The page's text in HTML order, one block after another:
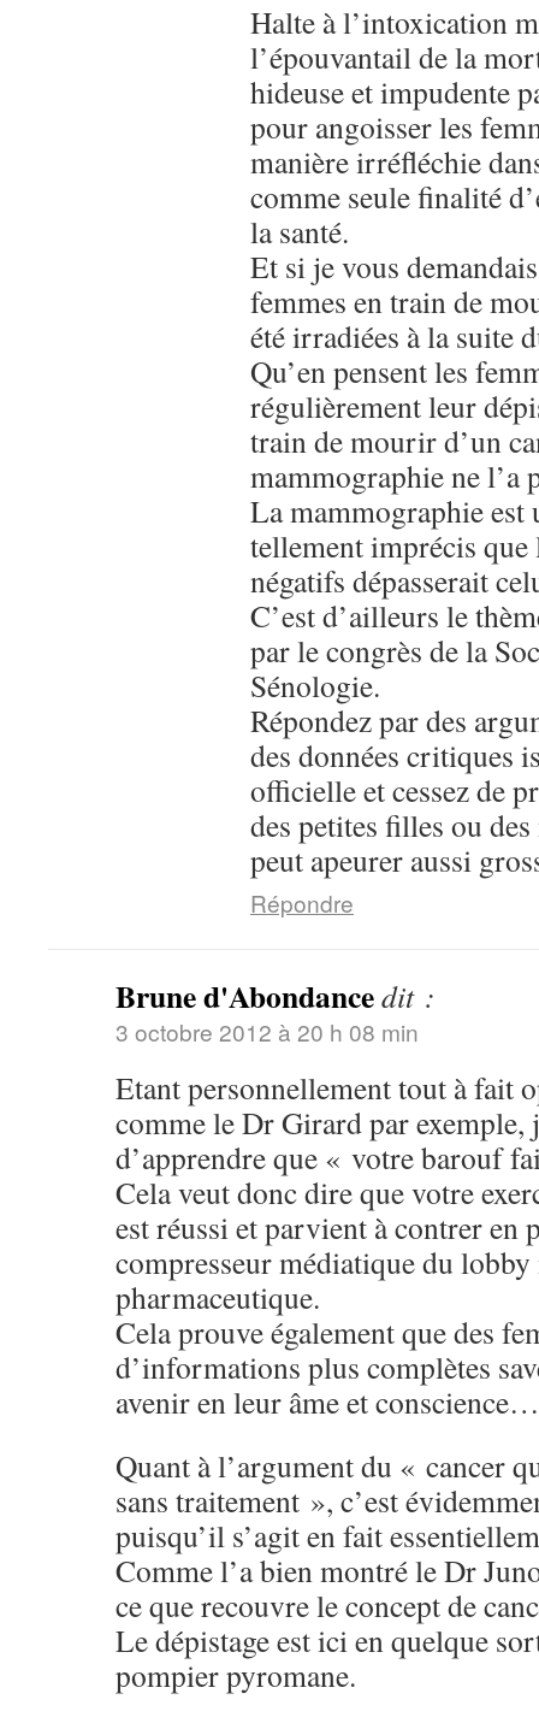
Halte à l’intoxication
l’épouvantail de la
hideuse et impudente
pour angoisser les
manière irréfléchie
comme seule finalité
la santé.
Et si je vous
femmes en train de
été irradiées à la suite
Qu’en pensent les
régulièrement leur
train de mourir d’un
mammographie ne l’a
La mammographie est
tellement imprécis
négatifs dépasserait
C’est d’ailleurs le
par le congrès de la
Sénologie.
Répondez par des
des données critiques
officielle et cessez de
des petites filles ou
peut apeurer aussi
Répondre
Brune d'Abondancedit :
3 octobre 2012 à 20 h 08 min
Etant personnellement tout à fait
comme le Dr Girard par exemple,
d’apprendre que « votre barouf
Cela veut donc dire que votre
est réussi et parvient à contrer en
compresseur médiatique du
pharmaceutique.
Cela prouve également que des
d’informations plus complètes
avenir en leur âme et conscience…
Quant à l’argument du « cancer
sans traitement », c’est
puisqu’il s’agit en fait
Comme l’a bien montré le Dr
ce que recouvre le concept de
Le dépistage est ici en quelque
pompier pyromane.